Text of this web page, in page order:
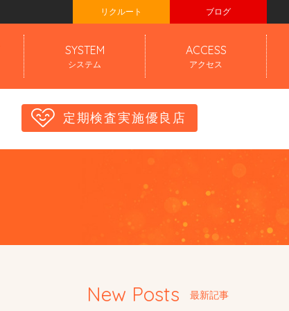
リクルート ブログ
SYSTEM
システム
ACCESS
アクセス
定期検査実施優良店
New Posts 最新記事